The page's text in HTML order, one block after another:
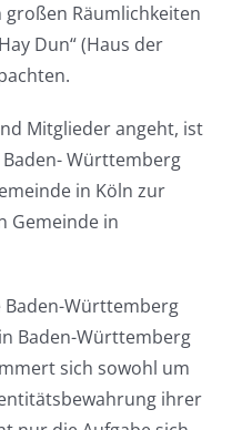
Räumlichkeiten
Dun“ (Haus der
Mitglieder angeht, ist
Württemberg
in Köln zur
Gemeinde in
Baden-Württemberg
Baden-Württemberg
sich sowohl um
ihrer